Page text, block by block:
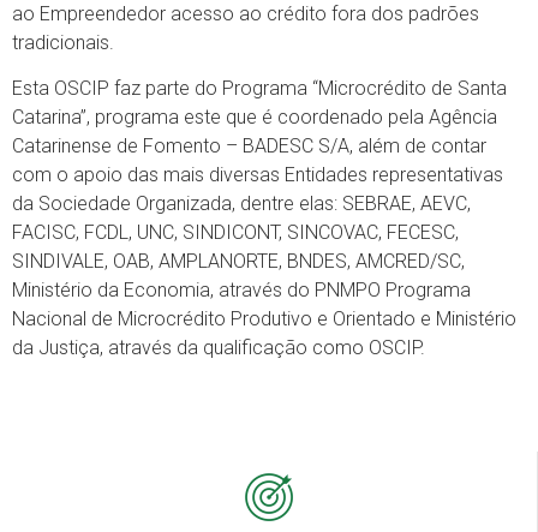
ao Empreendedor acesso ao crédito fora dos padrões
tradicionais.
Esta OSCIP faz parte do Programa “Microcrédito de Santa
Catarina”, programa este que é coordenado pela Agência
Catarinense de Fomento – BADESC S/A, além de contar
com o apoio das mais diversas Entidades representativas
da Sociedade Organizada, dentre elas: SEBRAE, AEVC,
FACISC, FCDL, UNC, SINDICONT, SINCOVAC, FECESC,
SINDIVALE, OAB, AMPLANORTE, BNDES, AMCRED/SC,
Ministério da Economia, através do PNMPO Programa
Nacional de Microcrédito Produtivo e Orientado e Ministério
da Justiça, através da qualificação como OSCIP.